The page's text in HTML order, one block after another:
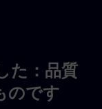
た：品質
のです